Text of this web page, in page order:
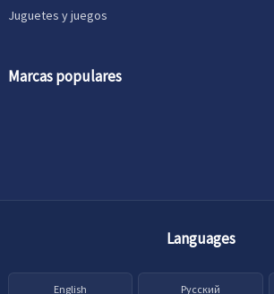
Juguetes y juegos
Marcas populares
Languages
English Русский